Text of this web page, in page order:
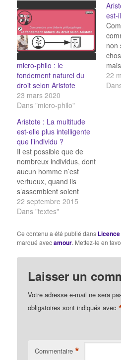
micro-philo : le
fondement naturel du
droit selon Aristote
23 mars 2020
Dans "micro-philo"
est-
non
dès
22
Aristote : La multitude
est-elle plus intelligente
que l’individu ?
Il est possible que de
nombreux individus, dont
aucun homme n’est
vertueux, quand ils
s’assemblent soient
meilleurs que ceux qui
sont meilleurs mais peu
individuellement, mais
collectivement, comme
meilleurs que ceux qui
sont organisés aux frais
d’une seule personne.
Au sein d’un grand…
22 septembre 2015
Dans "textes"
Ce contenu a été publié dans Licence
marqué avecamour. Mettez-le en
Laisser un
Votre adresse e-mail ne sera
obligatoires sont indiqués avec
Commentaire *